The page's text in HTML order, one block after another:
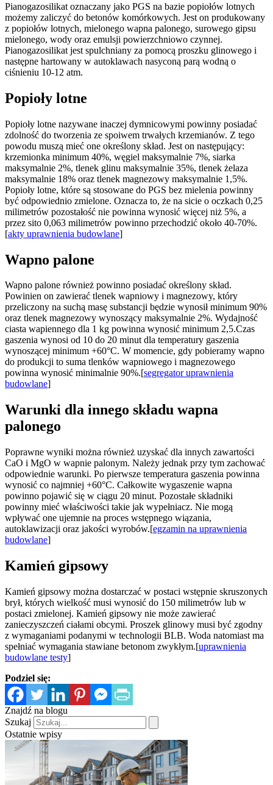
Pianogazosilikat oznaczany jako PGS na bazie popiołów lotnych
możemy zaliczyć do betonów komórkowych. Jest on produkowany
z popiołów lotnych, mielonego wapna palonego, surowego gipsu
mielonego, wody oraz emulsji powierzchniowo czynnej.
Pianogazosilikat jest spulchniany za pomocą proszku glinowego i
następne hartowany w autoklawach nasyconą parą wodną o
ciśnieniu 10-12 atm.
Popioły lotne
Popioły lotne nazywane inaczej dymnicowymi powinny posiadać
zdolność do tworzenia ze spoiwem trwałych krzemianów. Z tego
powodu muszą mieć one określony skład. Jest on następujący:
krzemionka minimum 40%, węgiel maksymalnie 7%, siarka
maksymalnie 2%, tlenek glinu maksymalnie 35%, tlenek żelaza
maksymalnie 18% oraz tlenek magnezowy maksymalnie 1,5%.
Popioły lotne, które są stosowane do PGS bez mielenia powinny
być odpowiednio zmielone. Oznacza to, że na sicie o oczkach 0,25
milimetrów pozostałość nie powinna wynosić więcej niż 5%, a
przez sito 0,063 milimetrów powinno przechodzić około 40-70%.
[akty uprawnienia budowlane]
Wapno palone
Wapno palone również powinno posiadać określony skład.
Powinien on zawierać tlenek wapniowy i magnezowy, który
przeliczony na suchą masę substancji będzie wynosił minimum 90%
oraz tlenek magnezowy wynoszący maksymalnie 2%. Wydajność
ciasta wapiennego dla 1 kg powinna wynosić minimum 2,5.Czas
gaszenia wynosi od 10 do 20 minut dla temperatury gaszenia
wynoszącej minimum +60°C. W momencie, gdy pobieramy wapno
do produkcji to suma tlenków wapniowego i magnezowego
powinna wynosić minimalnie 90%.[segregator uprawnienia
budowlane]
Warunki dla innego składu wapna
palonego
Poprawne wyniki można również uzyskać dla innych zawartości
CaO i MgO w wapnie palonym. Należy jednak przy tym zachować
odpowiednie warunki. Po pierwsze temperatura gaszenia powinna
wynosić co najmniej +60°C. Całkowite wygaszenie wapna
powinno pojawić się w ciągu 20 minut. Pozostałe składniki
powinny mieć właściwości takie jak wypełniacz. Nie mogą
wpływać one ujemnie na proces wstępnego wiązania,
autoklawizacji oraz jakości wyrobów.[egzamin na uprawnienia
budowlane]
Kamień gipsowy
Kamień gipsowy można dostarczać w postaci wstępnie skruszonych
brył, których wielkość musi wynosić do 150 milimetrów lub w
postaci zmielonej. Kamień gipsowy nie może zawierać
zanieczyszczeń ciałami obcymi. Proszek glinowy musi być zgodny
z wymaganiami podanymi w technologii BLB. Woda natomiast ma
spełniać wymagania stawiane betonom zwykłym.[uprawnienia
budowlane testy]
Podziel się:
Znajdź na blogu
Szukaj
Ostatnie wpisy